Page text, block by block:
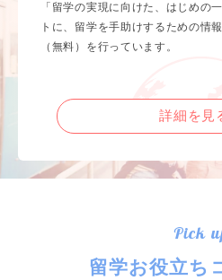
「留学の実現に向けた、はじめの
トに、留学を手助けするための情
（無料）を行っています。
詳細を見
Pick
留学お役立ち